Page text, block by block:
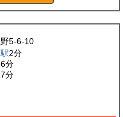
5-6-10
2分
6分
7分